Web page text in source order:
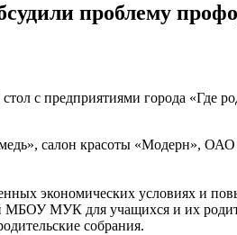
проблему
с предприятиями города «Где
салон красоты «Модерн»,
экономических условиях и
МУК для учащихся и их
собрания.